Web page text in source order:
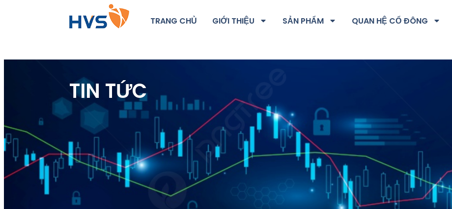
TRANG CHỦ GIỚI THIỆU SẢN PHẨM QUAN HỆ CỔ ĐÔNG
TIN TỨC